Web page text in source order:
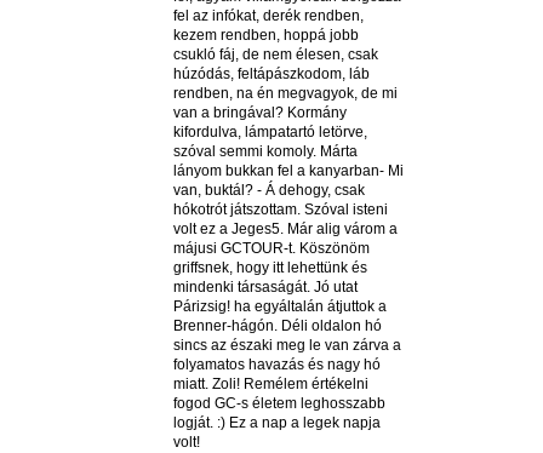
fel az infókat, derék rendben,
kezem rendben, hoppá jobb
csukló fáj, de nem élesen, csak
húzódás, feltápászkodom, láb
rendben, na én megvagyok, de mi
van a bringával? Kormány
kifordulva, lámpatartó letörve,
szóval semmi komoly. Márta
lányom bukkan fel a kanyarban- Mi
van, buktál? - Á dehogy, csak
hókotrót játszottam. Szóval isteni
volt ez a Jeges5. Már alig várom a
májusi GCTOUR-t. Köszönöm
griffsnek, hogy itt lehettünk és
mindenki társaságát. Jó utat
Párizsig! ha egyáltalán átjuttok a
Brenner-hágón. Déli oldalon hó
sincs az északi meg le van zárva a
folyamatos havazás és nagy hó
miatt. Zoli! Remélem értékelni
fogod GC-s életem leghosszabb
logját. :) Ez a nap a legek napja
volt!